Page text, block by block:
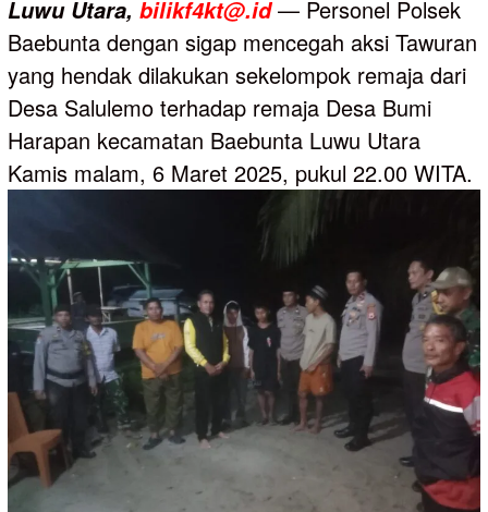
Luwu Utara, bilikf4kt@.id— Personel Polsek
Baebunta dengan sigap mencegah aksi Tawuran
yang hendak dilakukan sekelompok remaja dari
Desa Salulemo terhadap remaja Desa Bumi
Harapan kecamatan Baebunta Luwu Utara
Kamis malam, 6 Maret 2025, pukul 22.00 WITA.